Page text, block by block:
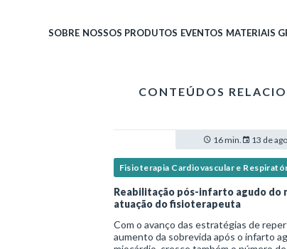
SOBRE NOSSOS PRODUTOS EVENTOS MATERIAIS
CONTEÚDOS
16 min. 13 de
Fisioterapia Cardiovascular e
Reabilitação pós-infarto agudo do
atuação do fisioterapeuta
Com o avanço das estratégias de
aumento da sobrevida após o infarto